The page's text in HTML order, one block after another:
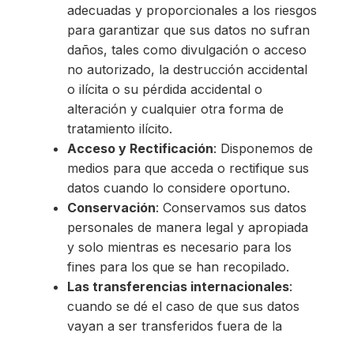
adecuadas y proporcionales a los riesgos
para garantizar que sus datos no sufran
daños, tales como divulgación o acceso
no autorizado, la destrucción accidental
o ilícita o su pérdida accidental o
alteración y cualquier otra forma de
tratamiento ilícito.
Acceso y Rectificación: Disponemos de
medios para que acceda o rectifique sus
datos cuando lo considere oportuno.
Conservación: Conservamos sus datos
personales de manera legal y apropiada
y solo mientras es necesario para los
fines para los que se han recopilado.
Las transferencias internacionales:
cuando se dé el caso de que sus datos
vayan a ser transferidos fuera de la